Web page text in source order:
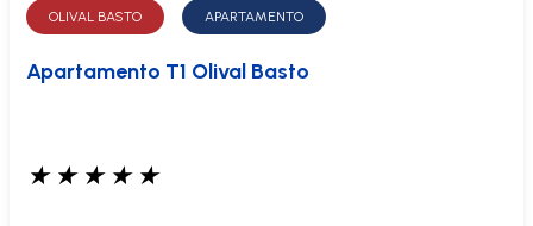
OLIVAL BASTO APARTAMENTO
Apartamento T1 Olival Basto
★ ★ ★ ★ ★